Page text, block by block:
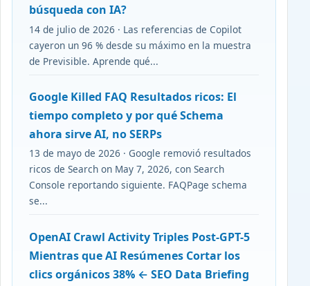
búsqueda con IA?
14 de julio de 2026 · Las referencias de Copilot
cayeron un 96 % desde su máximo en la muestra
de Previsible. Aprende qué...
Google Killed FAQ Resultados ricos: El
tiempo completo y por qué Schema
ahora sirve AI, no SERPs
13 de mayo de 2026 · Google removió resultados
ricos de Search on May 7, 2026, con Search
Console reportando siguiente. FAQPage schema
se...
OpenAI Crawl Activity Triples Post-GPT-5
Mientras que AI Resúmenes Cortar los
clics orgánicos 38% ← SEO Data Briefing